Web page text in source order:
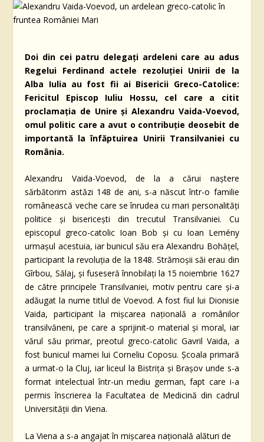
Doi din cei patru delegați ardeleni care au adus
Regelui Ferdinand actele rezoluției Unirii de la
Alba Iulia au fost fii ai Bisericii Greco-Catolice:
Fericitul Episcop Iuliu Hossu, cel care a citit
proclamația de Unire și Alexandru Vaida-Voevod,
omul politic care a avut o contribuţie deosebit de
importantă la înfăptuirea Unirii Transilvaniei cu
România.
Alexandru Vaida-Voevod, de la a cărui naștere
sărbătorim astăzi 148 de ani, s-a născut într-o familie
românească veche care se înrudea cu mari personalităţi
politice şi bisericeşti din trecutul Transilvaniei. Cu
episcopul greco-catolic Ioan Bob şi cu Ioan Lemény
urmaşul acestuia, iar bunicul său era Alexandru Bohăţel,
participant la revoluţia de la 1848. Strămoşii săi erau din
Gîrbou, Sălaj, şi fuseseră înnobilaţi la 15 noiembrie 1627
de către principele Transilvaniei, motiv pentru care şi-a
adăugat la nume titlul de Voevod. A fost fiul lui Dionisie
Vaida, participant la mişcarea naţională a românilor
transilvăneni, pe care a sprijinit-o material şi moral, iar
vărul său primar, preotul greco-catolic Gavril Vaida, a
fost bunicul mamei lui Corneliu Coposu. Şcoala primară
a urmat-o la Cluj, iar liceul la Bistriţa şi Braşov unde s-a
format intelectual într-un mediu german, fapt care i-a
permis înscrierea la Facultatea de Medicină din cadrul
Universităţii din Viena.
La Viena a s-a angajat în mişcarea naţională alături de